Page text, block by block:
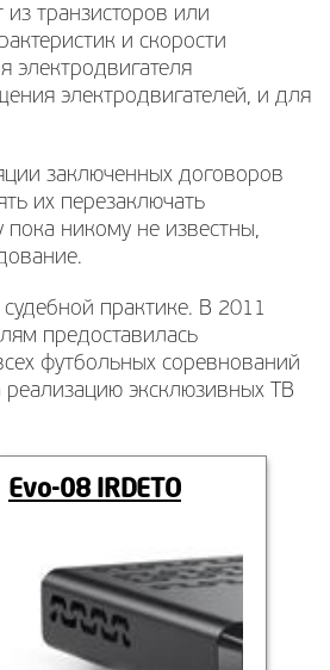
из транзисторов или
и скорости
электродвигателя
электродвигателей, и для
заключенных договоров
их перезаключать
никому не известны,
практике. В 2011
предоставилась
футбольных соревнований
эксклюзивных ТВ
Evo-08 IRDETO